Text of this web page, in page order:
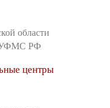
области
УФМС РФ
центры